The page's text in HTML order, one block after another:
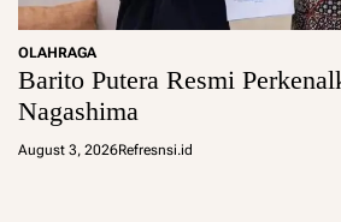
OLAHRAGA
Barito Putera Resmi
Nagashima
August 3, 2026Refresnsi.id